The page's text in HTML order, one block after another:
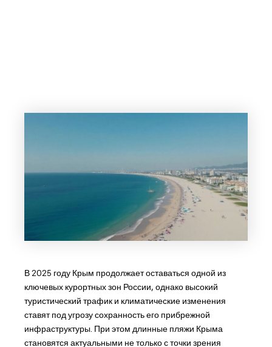
В 2025 году Крым продолжает оставаться одной из
ключевых курортных зон России, однако высокий
туристический трафик и климатические изменения
ставят под угрозу сохранность его прибрежной
инфраструктуры. При этом длинные пляжи Крыма
становятся актуальными не только с точки зрения